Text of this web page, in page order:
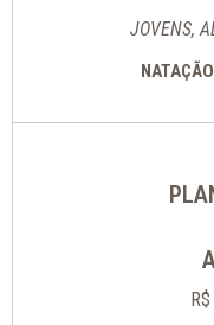
JOVENS,
R$